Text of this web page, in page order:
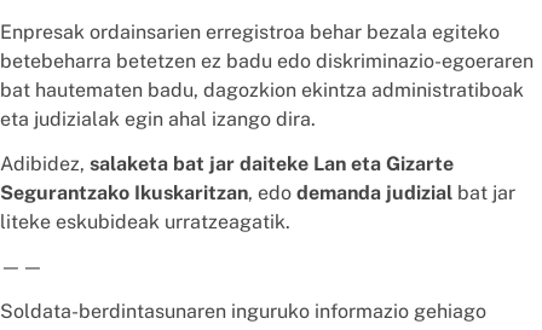
Enpresak ordainsarien erregistroa behar bezala egiteko
betebeharra betetzen ez badu edo diskriminazio-egoeraren
bat hautematen badu, dagozkion ekintza administratiboak
eta judizialak egin ahal izango dira.
Adibidez, salaketa bat jar daiteke Lan eta Gizarte
Segurantzako Ikuskaritzan, edo demanda judizial bat jar
liteke eskubideak urratzeagatik.
——
Soldata-berdintasunaren inguruko informazio gehiago